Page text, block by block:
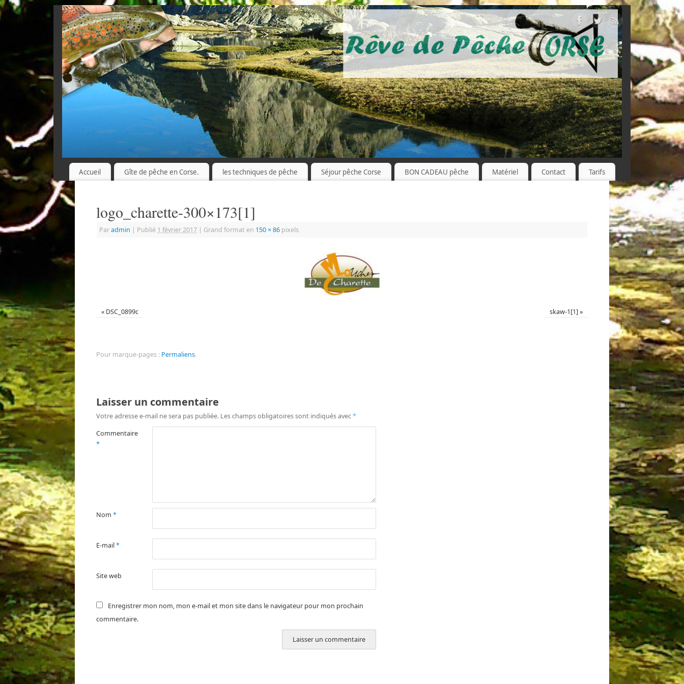
Accueil Gîte de pêche en Corse. les techniques de pêche Séjour pêche Corse BON CADEAU pêche Matériel Contact Tarifs
logo_charette-300×173[1]
Paradmin | Publié 1 février 2017 | Grand format en 150 × 86 pixels
« DSC_0899c skaw-1[1]»
Pour marque-pages : Permaliens.
Laisser un commentaire
Votre adresse e-mail ne sera pas publiée. Les champs obligatoires sont indiqués avec*
Commentaire
*
Nom *
E-mail*
Site web
Enregistrer mon nom, mon e-mail et mon site dans le navigateur pour mon prochain
commentaire.